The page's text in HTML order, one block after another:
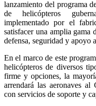
lanzamiento del programa
de helicópteros
implementado por el
satisfacer una amplia gama
defensa, seguridad y apoyo
En el marco de este
helicópteros de diversos
firme y opciones, la
arrendará las aeronaves
con servicios de soporte y